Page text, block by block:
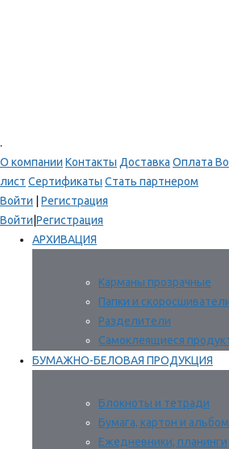
.
О компании Контакты Доставка Оплата
лист Сертификаты Стать партнером
Войти
Регистрация
Войти Регистрация
АРХИВАЦИЯ
Карманы прозрачные
Папки и
Разделители
Самоклеящиеся
БУМАЖНО-БЕЛОВАЯ ПРОДУКЦИЯ
Блокноты и тетради
Бумага, картон и
Ежедневники, планинги